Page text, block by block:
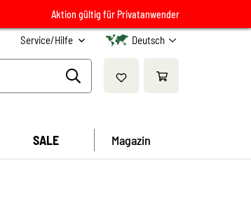
Aktion gültig für Privatanwender
Service/Hilfe Deutsch
SALE Magazin